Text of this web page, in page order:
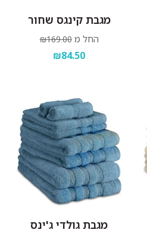
מגבת קינגס שחור
החל מ ₪169.00
₪84.50
מגבת גולדי ג'ינס